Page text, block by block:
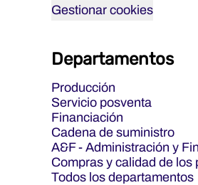
Gestionar cookies
Departamentos
Producción
Servicio posventa
Financiación
Cadena de suministro
A&F - Administración y
Compras y calidad de los
Todos los departamentos